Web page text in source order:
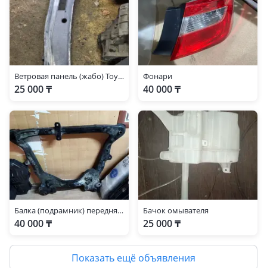
Ветровая панель (жабо) Toyota Camry 50
25 000 ₸
Фонари
40 000 ₸
Балка (подрамник) передняя бу оригинал
40 000 ₸
Бачок омывателя
25 000 ₸
Показать ещё объявления